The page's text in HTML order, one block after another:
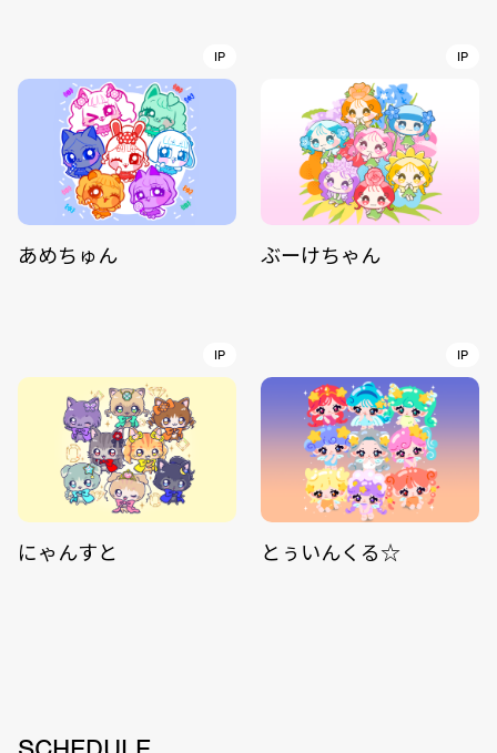
IP
あめちゅん
IP
ぶーけちゃん
IP
にゃんすと
IP
とぅいんくる☆